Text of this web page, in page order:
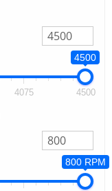
4500
4075 4500
800 RPM